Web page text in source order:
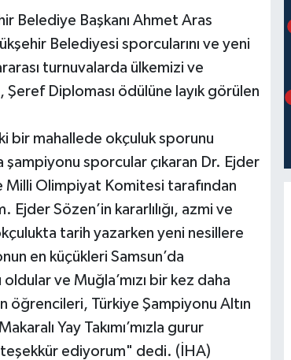
Belediye Başkanı Ahmet Aras
Belediyesi sporcularını ve yeni
turnuvalarda ülkemizi ve
Şeref Diploması ödülüne layık görülen
bir mahallede okçuluk sporunu
şampiyonu sporcular çıkaran Dr. Ejder
Milli Olimpiyat Komitesi tarafından
Sözen’in kararlılığı, azmi ve
tarih yazarken yeni nesillere
en küçükleri Samsun’da
ve Muğla’mızı bir kez daha
öğrencileri, Türkiye Şampiyonu Altın
Yay Takımı’mızla gurur
teşekkür ediyorum" dedi. (İHA)